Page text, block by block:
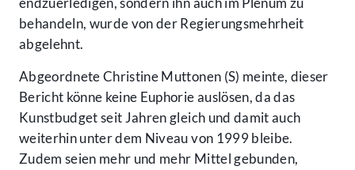
behandeln, wurde von der Regierungsmehrheit
abgelehnt.
Abgeordnete Christine Muttonen (S) meinte, dieser
Bericht könne keine Euphorie auslösen, da das
Kunstbudget seit Jahren gleich und damit auch
weiterhin unter dem Niveau von 1999 bleibe.
Zudem seien mehr und mehr Mittel gebunden,